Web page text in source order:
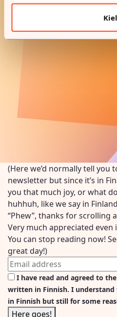
(Here we’d normally tell you
newsletter but since it’s in
you that much joy, or what
huhhuh, like we say in
“Phew”, thanks for scrolling
Very much appreciated
You can stop reading now!
great day!)
I have read and agreed to
written in Finnish. I
in Finnish but still for some